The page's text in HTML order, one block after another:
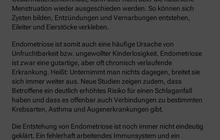
Menstruation wieder ausgeschieden werden. So können sich
Zysten bilden, Entzündungen und Vernarbungen entstehen,
Eileiter und Eierstöcke verkleben.
Endometriose ist somit auch eine häufige Ursache von
Unfruchtbarkeit bzw. ungewollter Kinderlosigkeit. Endometriose
ist zwar eine gutartige, aber oft chronisch verlaufende
Erkrankung. Heißt: Unternimmt man nichts dagegen, breitet sie
sich immer weiter aus. Neue Studien zeigen zudem, dass
Betroffene ein deutlich erhöhtes Risiko für einen Schlaganfall
haben und dass es offenbar auch Verbindungen zu bestimmten
Krebsarten, Asthma und Augenerkrankungen gibt.
Die Entstehung von Endometriose ist noch immer nicht eindeutig
geklärt. Ein fehlerhaft arbeitendes Immunsystem und ein